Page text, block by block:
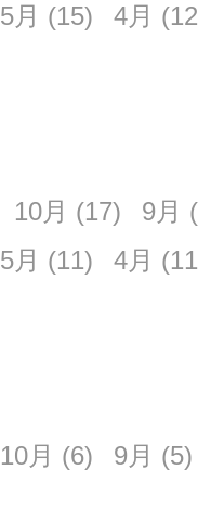
5月 (15) 4月
10月 (17) 9月
5月 (11) 4月
10月 (6) 9月 (5)